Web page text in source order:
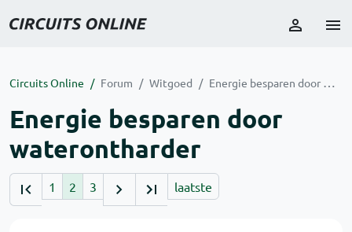
Circuits Online Forum Witgoed Energie besparen door waterontharder
Energie besparen door
waterontharder
1 2 3 laatste